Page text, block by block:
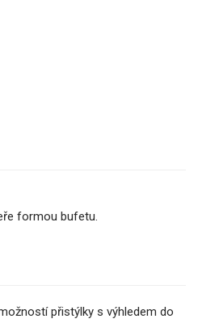
formou bufetu.
přistýlky s výhledem do